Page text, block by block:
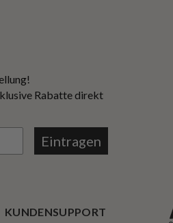
Rabatte direkt
Eintragen
KUNDENSUPPORT